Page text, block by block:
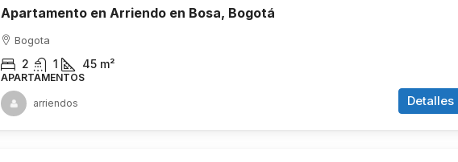
Apartamento en Arriendo en Bosa, Bogotá
Bogota
2 1 45 m²
APARTAMENTOS
Detalles
arriendos